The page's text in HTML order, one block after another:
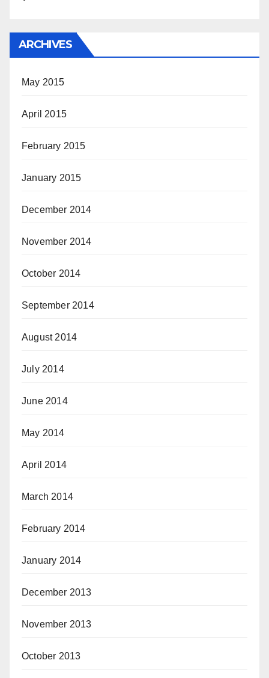
ARCHIVES
May 2015
April 2015
February 2015
January 2015
December 2014
November 2014
October 2014
September 2014
August 2014
July 2014
June 2014
May 2014
April 2014
March 2014
February 2014
January 2014
December 2013
November 2013
October 2013